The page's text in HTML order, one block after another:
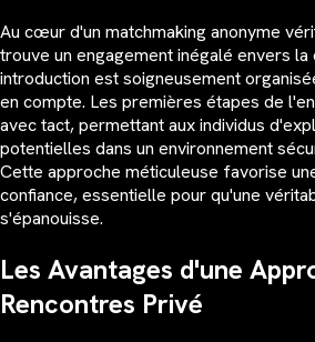
Au cœur d'un matchmaking anonyme
trouve un engagement inégalé envers la
introduction est soigneusement
en compte. Les premières étapes de
avec tact, permettant aux individus
potentielles dans un environnement
Cette approche méticuleuse favorise
confiance, essentielle pour qu'une
s'épanouisse.
Les Avantages d'une
Rencontres Privé